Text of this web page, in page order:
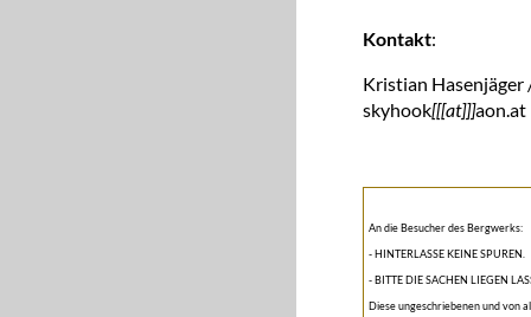
Kontakt:
Kristian Hasenjäger
skyhook[[[at]]]aon.at
An die Besucher des Bergwerks:
- HINTERLASSE KEINE SPUREN.
- BITTE DIE SACHEN LIEGEN
Diese ungeschriebenen und von